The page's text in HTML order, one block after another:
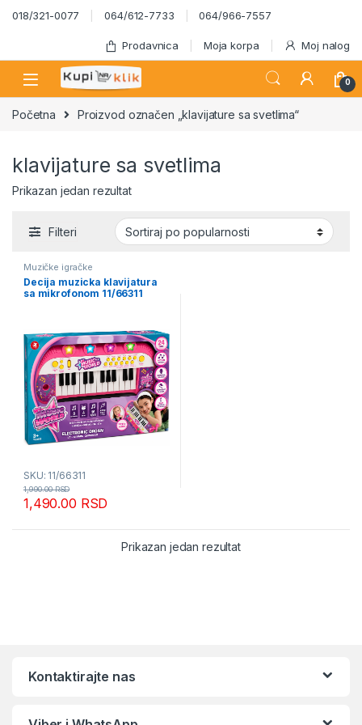
Skip to navigation
Skip to content
018/321-0077 064/612-7733 064/966-7557
Prodavnica Moja korpa Moj nalog
0
Početna Proizvod označen „klavijature sa svetlima“
klavijature sa svetlima
Prikazan jedan rezultat
Filteri
Muzičke igračke
Decija muzicka klavijatura
sa mikrofonom 11/66311
SKU: 11/66311
1,490.00 RSD
1,990.00RSD
Prikazan jedan rezultat
Kontaktirajte nas